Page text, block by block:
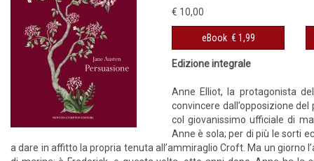
€ 10,00
eBook € 1,99
Edizione integrale
Anne Elliot, la protagonista
convincere dall’opposizione
col giovanissimo ufficiale di
Anne è sola; per di più le sorti
a dare in affitto la propria tenuta all’ammiraglio Croft. Ma un